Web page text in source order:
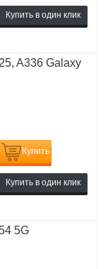
Купить в один клик
A336 Galaxy
Купить
Купить в один клик
5G